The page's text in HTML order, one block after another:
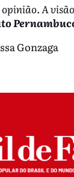
opinião. A
Gonzaga